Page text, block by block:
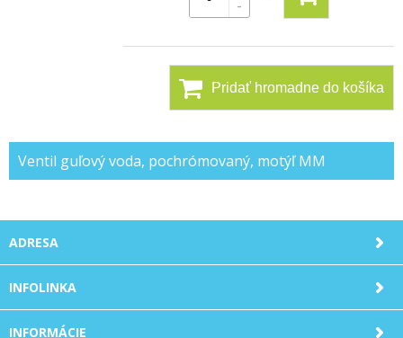
-
Pridať hromadne do košíka
Ventil guľový voda, pochrómovaný, motýľ MM
ADRESA
INFOLINKA
INFORMÁCIE